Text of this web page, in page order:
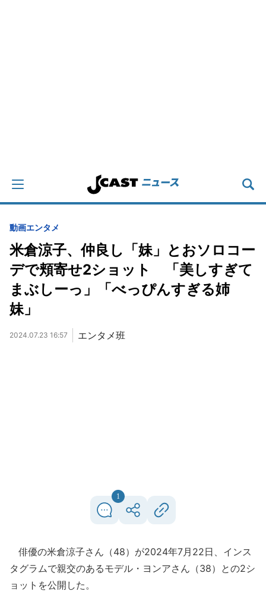
動画エンタメ
米倉涼子、仲良し「妹」とおソロコー
デで頬寄せ2ショット 「美しすぎて
まぶしーっ」「べっぴんすぎる姉
妹」
2024.07.23 16:57 エンタメ班
1
俳優の米倉涼子さん（48）が2024年7月22日、インス
タグラムで親交のあるモデル・ヨンアさん（38）との2シ
ョットを公開した。